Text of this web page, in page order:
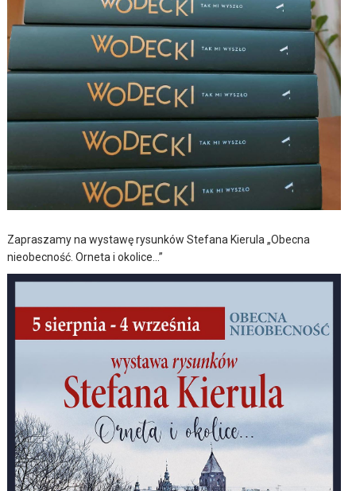
Zapraszamy na wystawę rysunków Stefana Kierula „Obecna
nieobecność. Orneta i okolice…”